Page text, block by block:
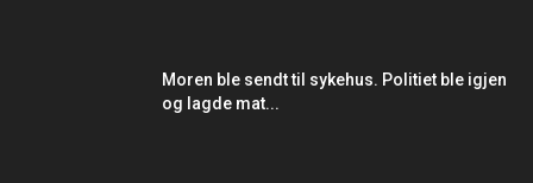
Moren ble sendt til sykehus. Politiet ble igjen
og lagde mat...